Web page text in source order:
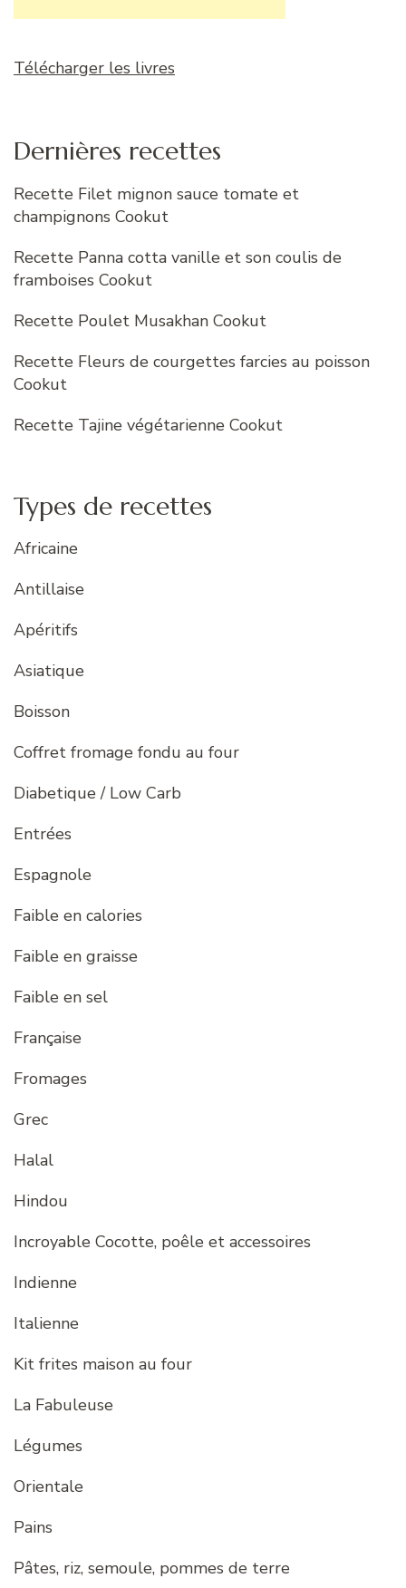
Télécharger les livres
Dernières recettes
Recette Filet mignon sauce tomate et
champignons Cookut
Recette Panna cotta vanille et son coulis de
framboises Cookut
Recette Poulet Musakhan Cookut
Recette Fleurs de courgettes farcies au poisson
Cookut
Recette Tajine végétarienne Cookut
Types de recettes
Africaine
Antillaise
Apéritifs
Asiatique
Boisson
Coffret fromage fondu au four
Diabetique / Low Carb
Entrées
Espagnole
Faible en calories
Faible en graisse
Faible en sel
Française
Fromages
Grec
Halal
Hindou
Incroyable Cocotte, poêle et accessoires
Indienne
Italienne
Kit frites maison au four
La Fabuleuse
Légumes
Orientale
Pains
Pâtes, riz, semoule, pommes de terre